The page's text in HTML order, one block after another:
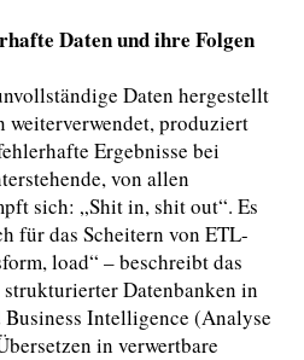
Daten und ihre Folgen
Daten hergestellt
weiterverwendet, produziert
Ergebnisse bei
von allen
sich: „Shit in, shit out“. Es
für das Scheitern von ETL-
load“ – beschreibt das
Datenbanken in
Intelligence (Analyse
in verwertbare